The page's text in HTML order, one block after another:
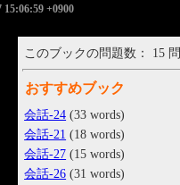
15:06:59 +0900
このブックの問題数： 15 問
おすすめブック
会話-24 (33 words)
会話-21 (18 words)
会話-27 (15 words)
会話-26 (31 words)